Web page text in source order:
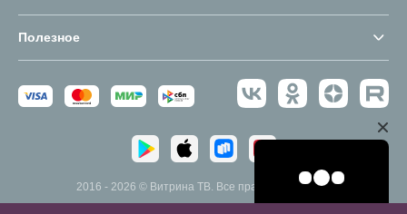
Полезное
2016 - 2026 © Витрина ТВ. Все права защищены.